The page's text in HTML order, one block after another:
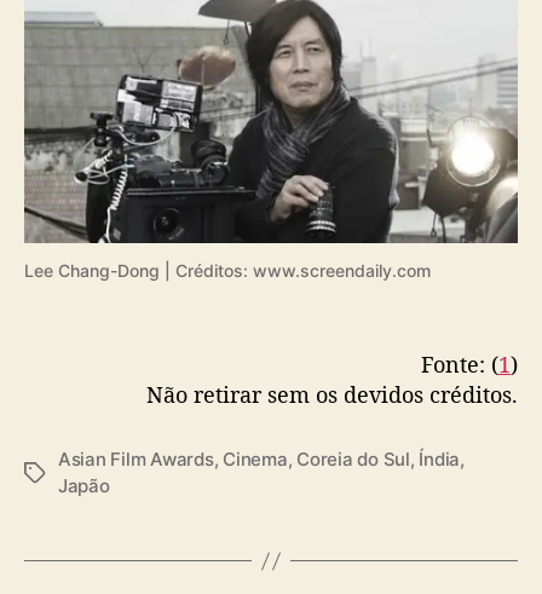
Lee Chang-Dong | Créditos: www.screendaily.com
Fonte: (1)
Não retirar sem os devidos créditos.
T
Asian Film Awards, Cinema, Coreia do Sul, Índia,
Japão